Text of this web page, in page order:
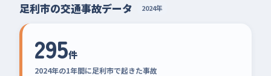
足利市の交通事故データ 2024年
295件
2024年の1年間に足利市で起きた事故